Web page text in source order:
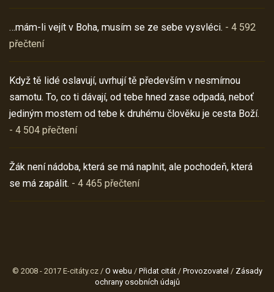
…mám-li vejít v Boha, musím se ze sebe vysvléci. - 4 592
přečtení
Když tě lidé oslavují, uvrhují tě především v nesmírnou
samotu. To, co ti dávají, od tebe hned zase odpadá, neboť
jediným mostem od tebe k druhému člověku je cesta Boží.
- 4 504 přečtení
Žák není nádoba, která se má naplnit, ale pochodeň, která
se má zapálit. - 4 465 přečtení
© 2008 - 2017 E-citáty.cz / O webu / Přidat citát/ Provozovatel / Zásady
ochrany osobních údajů